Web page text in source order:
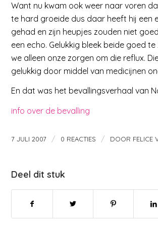
Want nu kwam ook weer naar voren
te hard groeide dus daar heeft hij een
gehad en zijn heupjes zouden niet
een echo. Gelukkig bleek beide goed
we alleen onze zorgen om die reflux.
gelukkig door middel van medicijnen
En dat was het bevallingsverhaal van
info over de bevalling
7 JULI 2007 / 0 REACTIES / DOOR FELICE
Deel dit stuk